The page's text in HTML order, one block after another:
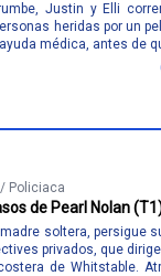
Justin y Elli
heridas por un
médica, antes de
Policiaca
de Pearl Nolan
soltera, persigue
privados, que
de Whitstable.